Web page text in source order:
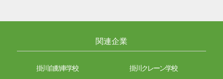
関連企業
掛川自動車学校 掛川クレーン学校